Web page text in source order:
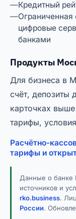
Кредитный
Ограниченная
цифровые
банками
Продукты
Для бизнеса в
счёт, депозиты
карточках
тарифы,
Расчётно-
тарифы и
Данные о банке
источников и
rko.business.
России.